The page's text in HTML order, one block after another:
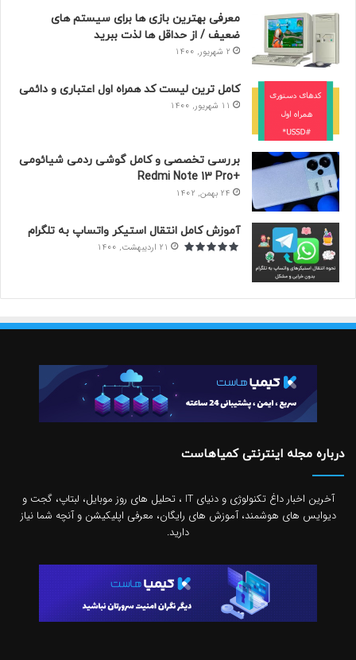
معرفی بهترین بازی ها برای سیستم های
ضعیف / از حداقل ها لذت ببرید
2 شهریور, 1400
کامل ترین لیست کد همراه اول اعتباری و دائمی
11 شهریور, 1400
بررسی تخصصی و کامل گوشی ردمی شیائومی
+Redmi Note 13 Pro
24 بهمن, 1402
آموزش کامل انتقال استیکر‌ واتساپ به تلگرام
21 اردیبهشت, 1400
درباره مجله اینترنتی کمیاهاست
آخرین اخبار داغ تکنولوژی و دنیای IT ، تحلیل های روز موبایل، لبتاپ، گجت و
دیوایس های هوشمند، آموزش های رایگان، معرفی اپلیکیشن و آنچه شما نیاز
دارید.